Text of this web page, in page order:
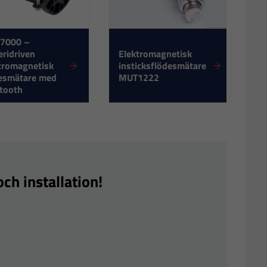
–
med
Elektromagnetisk
insticksflödesmätare
MUT1222
installation!